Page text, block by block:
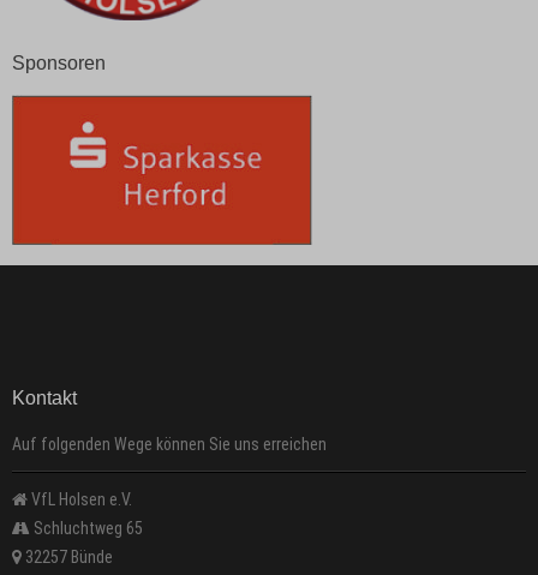
Sponsoren
Kontakt
Auf folgenden Wege können Sie uns erreichen
VfL Holsen e.V.
Schluchtweg 65
32257 Bünde